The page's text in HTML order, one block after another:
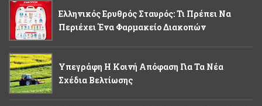
Ελληνικός Ερυθρός Σταυρός: Τι Πρέπει Να
Περιέχει Ένα Φαρμακείο Διακοπών
Υπεγράφη Η Κοινή Απόφαση Για Τα Νέα
Σχέδια Βελτίωσης